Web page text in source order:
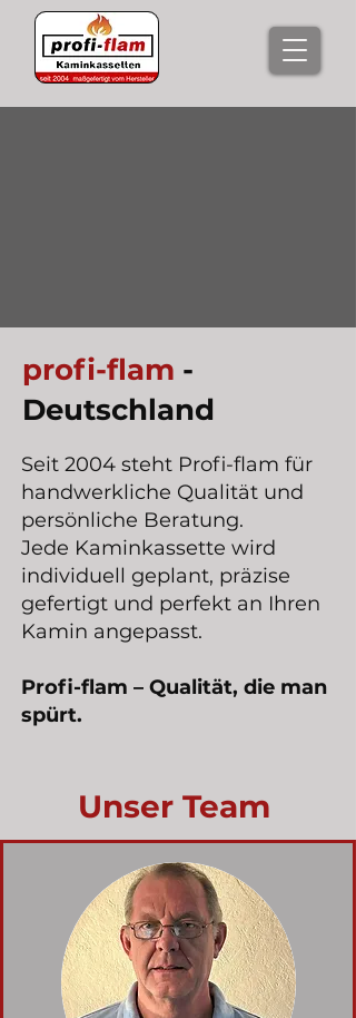
profi-flam -
Deutschland
Seit 2004 steht Profi-flam für
handwerkliche Qualität und
persönliche Beratung.
Jede Kaminkassette wird
individuell geplant, präzise
gefertigt und perfekt an Ihren
Kamin angepasst.
Profi-flam – Qualität, die man
spürt.
Unser Team